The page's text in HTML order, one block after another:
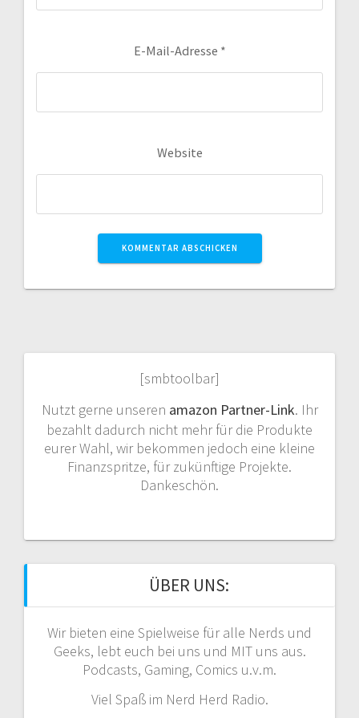
E-Mail-Adresse *
Website
[smbtoolbar]
Nutzt gerne unseren amazon Partner-Link. Ihr
bezahlt dadurch nicht mehr für die Produkte
eurer Wahl, wir bekommen jedoch eine kleine
Finanzspritze, für zukünftige Projekte.
Dankeschön.
ÜBER UNS:
Wir bieten eine Spielweise für alle Nerds und
Geeks, lebt euch bei uns und MIT uns aus.
Podcasts, Gaming, Comics u.v.m.
Viel Spaß im Nerd Herd Radio.